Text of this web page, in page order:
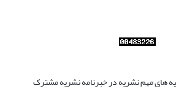
های مهم نشریه در خبرنامه نشریه مشترک